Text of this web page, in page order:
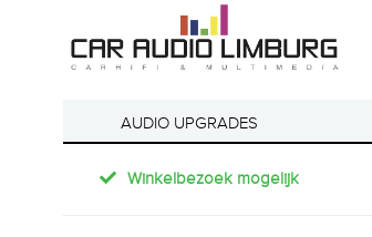
AUDIO UPGRADES
Winkelbezoek mogelijk